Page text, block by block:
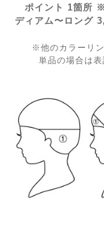
ポイント 1箇所
ディアム〜ロング
※他のカラーリ
単品の場合は表